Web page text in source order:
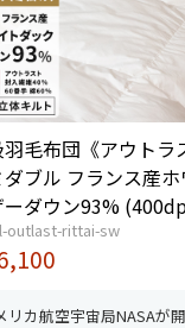
毛布団《アウトラ
ブル フランス産ホ
ダウン93%
1.4kg 【5つ星ロイ
取得】【グッドふ
outlast-rittai-sw
リカ航空宇宙局NASAが